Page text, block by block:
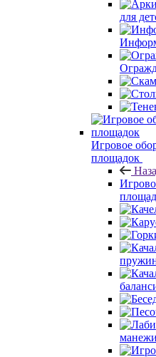
для
Игровое
площадок
манежи